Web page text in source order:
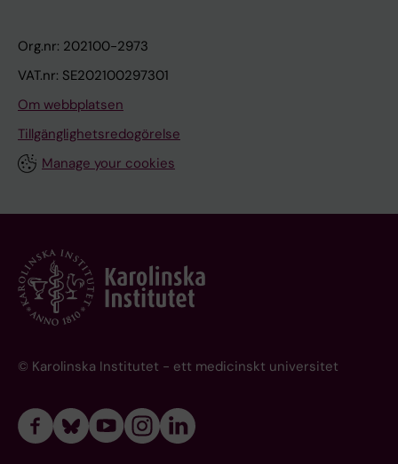
Org.nr: 202100-2973
VAT.nr: SE202100297301
Om webbplatsen
Tillgänglighetsredogörelse
Manage your cookies
© Karolinska Institutet - ett medicinskt universitet